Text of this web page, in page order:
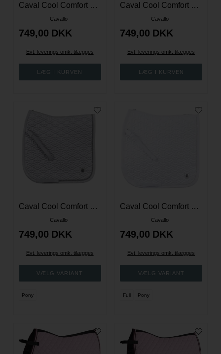
Caval Cool Comfort Spring Underlag - Hvid - Full
Cavallo
749,00 DKK
Evt. leverings omk. tilægges
Caval Cool Comfort Spring Underlag - Silvergrey - Full
Cavallo
749,00 DKK
Evt. leverings omk. tilægges
Caval Cool Comfort Dressur Underlag - Silvergrey
Cavallo
749,00 DKK
Evt. leverings omk. tilægges
Pony
Caval Cool Comfort Dressur Underlag - Hvid
Cavallo
749,00 DKK
Evt. leverings omk. tilægges
Full Pony